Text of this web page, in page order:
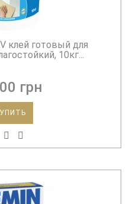
клей готовый для
10кг...
грн